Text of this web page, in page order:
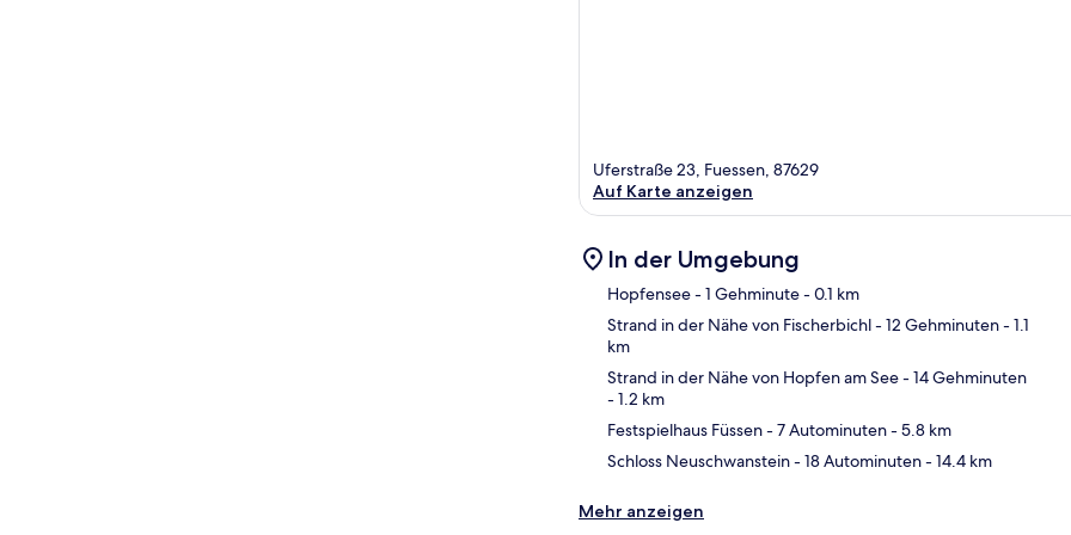
Uferstraße 23, Fuessen, 87629
Auf Karte anzeigen
In der Umgebung
Hopfensee- 1 Gehminute- 0.1 km
Strand in der Nähe von Fischerbichl- 12 Gehminuten- 1.1
km
Strand in der Nähe von Hopfen am See- 14 Gehminuten
- 1.2 km
Festspielhaus Füssen- 7 Autominuten- 5.8 km
Schloss Neuschwanstein- 18 Autominuten- 14.4 km
Mehr anzeigen